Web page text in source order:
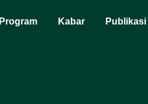
Program Kabar Publikasi